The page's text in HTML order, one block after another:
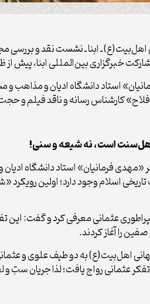
اهل‌بیت(ع) ـ ابنا ـ نشست نقد و
ابنا، پیش از ظهر امروز دوشنبه ـ ۲۷
استاد دانشگاه ادیان و
کارشناس رسانه و ناقد فیلم و
است، نه شیعه و سنی!
فرمانیان» استاد دانشگاه
اسلام وجود دارد؛ اولین
عثمانی معرفی کرد و گفت:
را آغاز کردند.
اهل‌بیت(ع) به دو طیف علوی و عثمانی
عثمانی رواج یافت؛ لذا جریان سبّ